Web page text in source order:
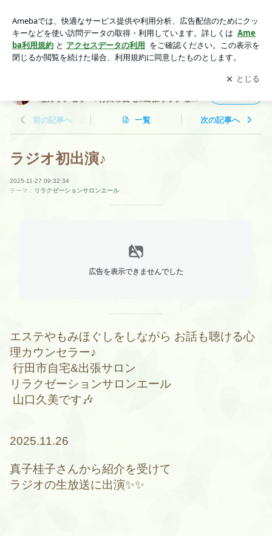
理カウンセラー♪行田市自宅&出張リラクゼーションサロンエ
ール 山口久美のブログ
アプリをダウンロードして ブログの更新通知
を受け取りまし
ょう。
開く
理カウンセラー♪行田市自宅&出張リラクゼー
前の記事へ 一覧 次の記事へ
ラジオ初出演♪
2025-11-27 09:32:34
テーマ： リラクゼーションサロンエール
広告を表示できませんでした
エステやもみほぐしをしながら お話も聴ける心
理カウンセラー♪
行田市自宅&出張サロン
リラクゼーションサロンエール
山口久美です🎶
2025.11.26
真子桂子さんから紹介を受けて
ラジオの生放送に出演✨✨